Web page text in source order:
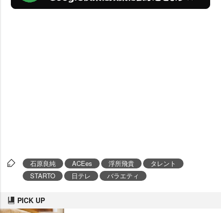
石原良純 ACEes 浮所飛貴
タレント
STARTO
日テレ バラエティ
PICK UP